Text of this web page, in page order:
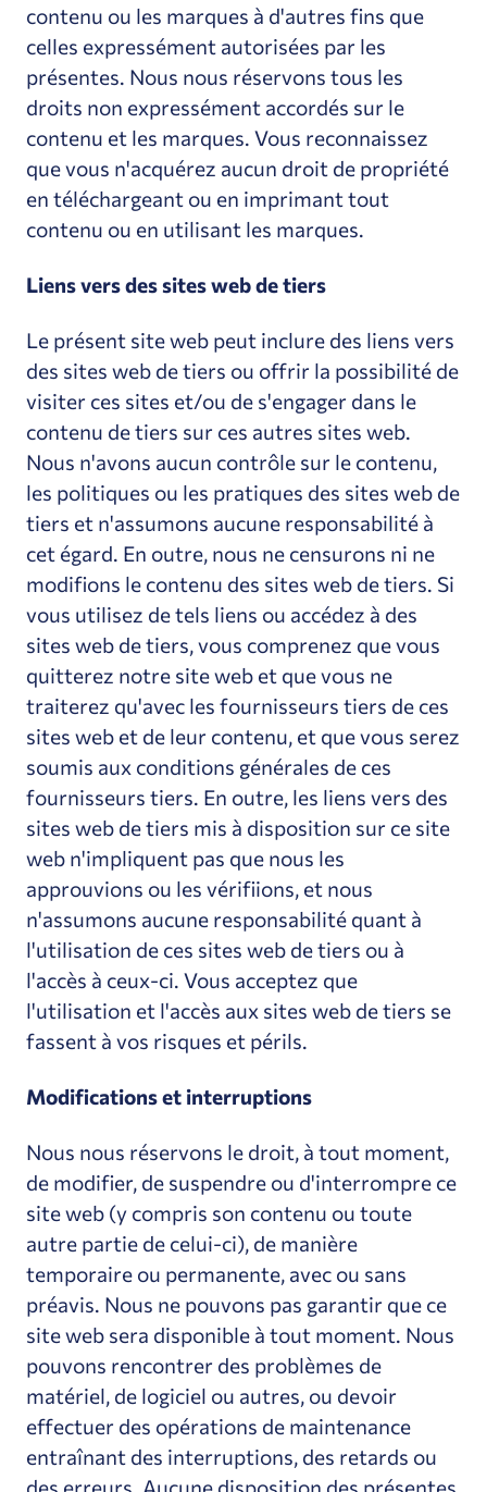
contenu ou les marques à d'autres fins que
celles expressément autorisées par les
présentes. Nous nous réservons tous les
droits non expressément accordés sur le
contenu et les marques. Vous reconnaissez
que vous n'acquérez aucun droit de propriété
en téléchargeant ou en imprimant tout
contenu ou en utilisant les marques.
Liens vers des sites web de tiers
Le présent site web peut inclure des liens vers
des sites web de tiers ou offrir la possibilité de
visiter ces sites et/ou de s'engager dans le
contenu de tiers sur ces autres sites web.
Nous n'avons aucun contrôle sur le contenu,
les politiques ou les pratiques des sites web de
tiers et n'assumons aucune responsabilité à
cet égard. En outre, nous ne censurons ni ne
modifions le contenu des sites web de tiers. Si
vous utilisez de tels liens ou accédez à des
sites web de tiers, vous comprenez que vous
quitterez notre site web et que vous ne
traiterez qu'avec les fournisseurs tiers de ces
sites web et de leur contenu, et que vous serez
soumis aux conditions générales de ces
fournisseurs tiers. En outre, les liens vers des
sites web de tiers mis à disposition sur ce site
web n'impliquent pas que nous les
approuvions ou les vérifiions, et nous
n'assumons aucune responsabilité quant à
l'utilisation de ces sites web de tiers ou à
l'accès à ceux-ci. Vous acceptez que
l'utilisation et l'accès aux sites web de tiers se
fassent à vos risques et périls.
Modifications et interruptions
Nous nous réservons le droit, à tout moment,
de modifier, de suspendre ou d'interrompre ce
site web (y compris son contenu ou toute
autre partie de celui-ci), de manière
temporaire ou permanente, avec ou sans
préavis. Nous ne pouvons pas garantir que ce
site web sera disponible à tout moment. Nous
pouvons rencontrer des problèmes de
matériel, de logiciel ou autres, ou devoir
effectuer des opérations de maintenance
entraînant des interruptions, des retards ou